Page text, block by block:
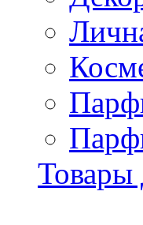
Товары